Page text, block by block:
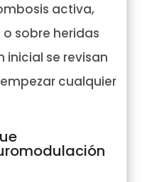
activa,
sobre heridas
inicial se revisan
cualquier